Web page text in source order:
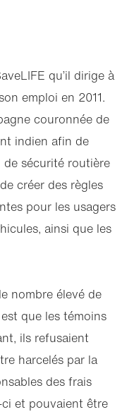
qu’il dirige à
emploi en 2011.
couronnée de
indien afin de
sécurité routière
créer des règles
pour les usagers
ainsi que les
nombre élevé de
que les témoins
ils refusaient
harcelés par la
des frais
et pouvaient être